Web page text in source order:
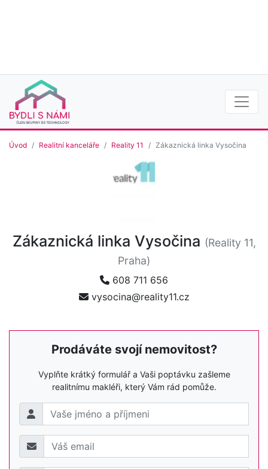
Úvod Realitní kanceláře Reality 11 Zákaznická linka Vysočina
Zákaznická linka Vysočina (Reality 11,
Praha)
608 711 656
vysocina@reality11.cz
Prodáváte svojí nemovitost?
Vyplňte krátký formulář a Vaši poptávku zašleme
realitnímu makléři, který Vám rád pomůže.